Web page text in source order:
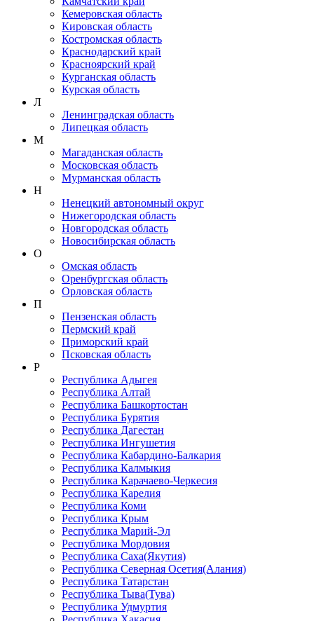
Кемеровская область
Кировская область
Костромская область
Краснодарский край
Красноярский край
Курганская область
Курская область
Л
Ленинградская область
Липецкая область
М
Магаданская область
Московская область
Мурманская область
Н
Ненецкий автономный округ
Нижегородская область
Новгородская область
Новосибирская область
О
Омская область
Оренбургская область
Орловская область
П
Пензенская область
Пермский край
Приморский край
Псковская область
Р
Республика Адыгея
Республика Алтай
Республика Башкортостан
Республика Бурятия
Республика Дагестан
Республика Ингушетия
Республика Кабардино-Балкария
Республика Калмыкия
Республика Карачаево-Черкеcия
Республика Карелия
Республика Коми
Республика Крым
Республика Марий-Эл
Республика Мордовия
Республика Саха(Якутия)
Республика Северная Осетия(Алания)
Республика Татарстан
Республика Тыва(Тува)
Республика Удмуртия